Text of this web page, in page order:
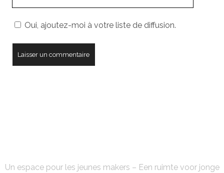
votreOui, ajoutez-moi à votre liste de diffusion.
Un espace pour les jeunes makers – Een ruimte voor jonge